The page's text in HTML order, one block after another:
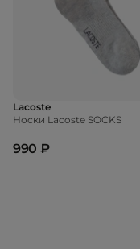
Lacoste
Носки Lacoste SOCKS
990 ₽